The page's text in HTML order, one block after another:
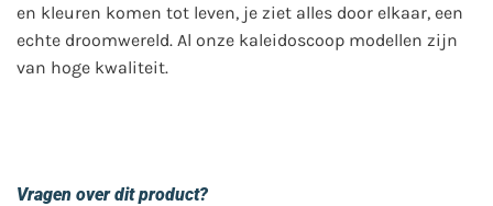
en kleuren komen tot leven, je ziet alles door elkaar, een
echte droomwereld. Al onze kaleidoscoop modellen zijn
van hoge kwaliteit.
Vragen over dit product?